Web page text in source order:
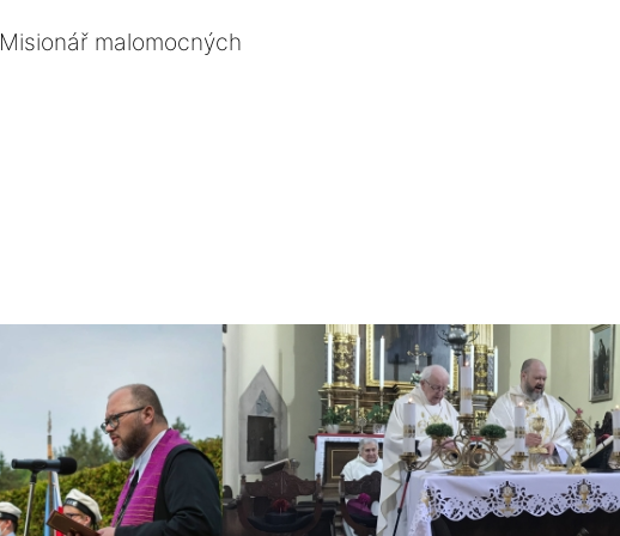
Misionář malomocných